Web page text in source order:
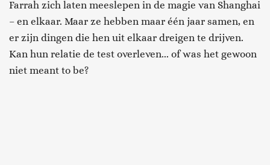
Farrah zich laten meeslepen in de magie van Shanghai
– en elkaar. Maar ze hebben maar één jaar samen, en
er zijn dingen die hen uit elkaar dreigen te drijven.
Kan hun relatie de test overleven... of was het gewoon
niet meant to be?